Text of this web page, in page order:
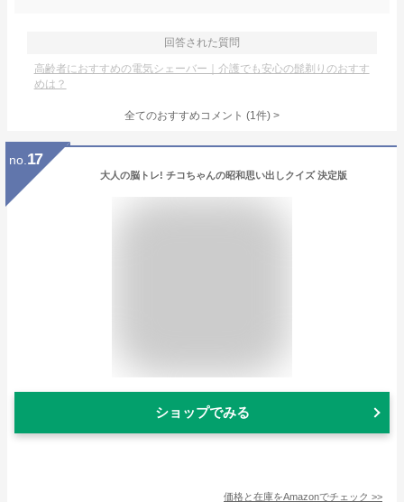
回答された質問
高齢者におすすめの電気シェーバー｜介護でも安心の髭剃りのおすす
めは？
全てのおすすめコメント (1件) >
no. 17
大人の脳トレ! チコちゃんの昭和思い出しクイズ 決定版
ショップでみる
価格と在庫をAmazonでチェック >>